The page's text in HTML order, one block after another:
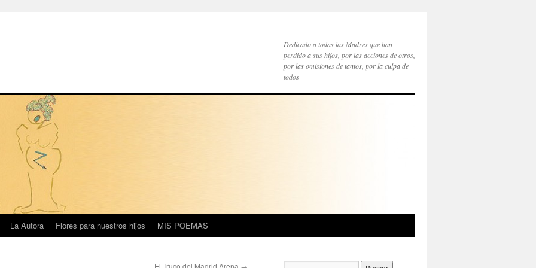
Dedicado a todas las Madres que han
perdido a sus hijos, por las acciones de otros,
por las omisiones de tantos, por la culpa de
todos
La Autora Flores para nuestros hijos MIS POEMAS
El Truco del Madrid Arena →